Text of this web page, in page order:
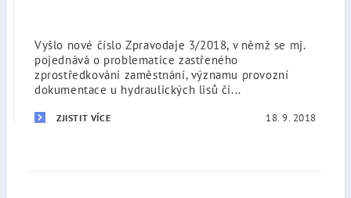
Vyšlo nové číslo Zpravodaje 3/2018, v němž se mj.
pojednává o problematice zastřeného
zprostředkování zaměstnání, významu provozní
dokumentace u hydraulických lisů či...
ZJISTIT VÍCE 18. 9. 2018